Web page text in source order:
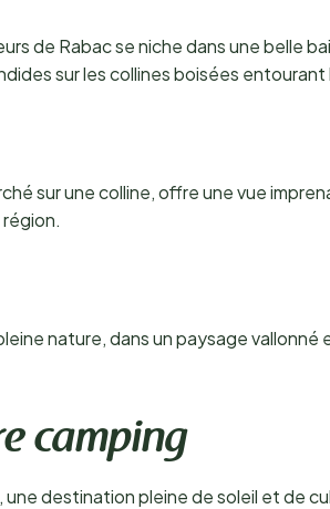
de Rabac se niche dans une belle
sur les collines boisées entourant
sur une colline, offre une vue
nature, dans un paysage
camping
une destination pleine de soleil et de